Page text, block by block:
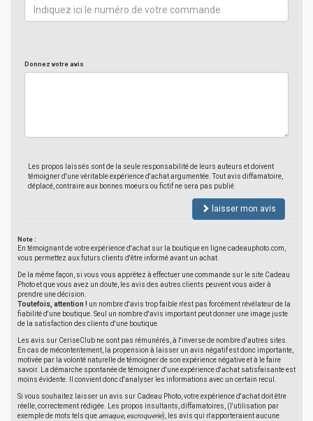
Donnez votre avis
Les propos laissés sont de la seule responsabilité de leurs auteurs et doivent
témoigner d'une véritable expérience d'achat argumentée. Tout avis diffamatoire,
déplacé, contraire aux bonnes moeurs ou fictif ne sera pas publié
laisser mon avis
Note :
En témoignant de votre expérience d'achat sur la boutique en ligne cadeauphoto.com,
vous permettez aux futurs clients d'être informé avant un achat.
De la même façon, si vous vous apprêtez à effectuer une commande sur le site Cadeau
Photo et que vous avez un doute, les avis des autres clients peuvent vous aider à
prendre une décision.
Toutefois, attention ! un nombre d'avis trop faible n'est pas forcément révélateur de la
fiabilité d'une boutique. Seul un nombre d'avis important peut donner une image juste
de la satisfaction des clients d'une boutique.
Les avis sur CeriseClub ne sont pas rémunérés, à l'inverse de nombre d'autres sites.
En cas de mécontentement, la propension à laisser un avis négatif est donc importante,
motivée par la volonté naturelle de témoigner de son expérience négative et à le faire
savoir. La démarche spontanée de témoigner d'une expérience d'achat satisfaisante est
moins évidente. Il convient donc d'analyser les informations avec un certain recul.
Si vous souhaitez laisser un avis sur Cadeau Photo, votre expérience d'achat doit être
réelle, correctement rédigée. Les propos insultants, diffamatoires, (l'utilisation par
exemple de mots tels que arnaque, escroquerie), les avis qui n'apporteraient aucune